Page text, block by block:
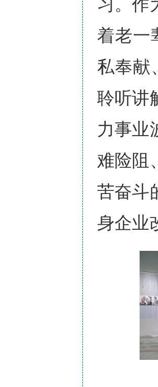
习。作
着老一
私奉献
聆听讲
力事业
难险阻
苦奋斗
身企业